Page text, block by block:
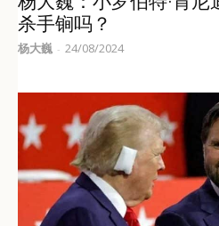
杀手锏吗？
杨大巍 - 24/08/2024